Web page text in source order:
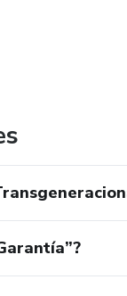
a la
en